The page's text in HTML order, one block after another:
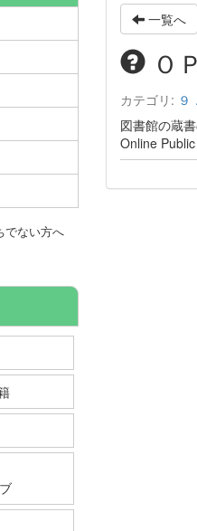
一覧へ
Ｏ
カテゴリ: ９
図書館の蔵
Online
でない方へ
ブ